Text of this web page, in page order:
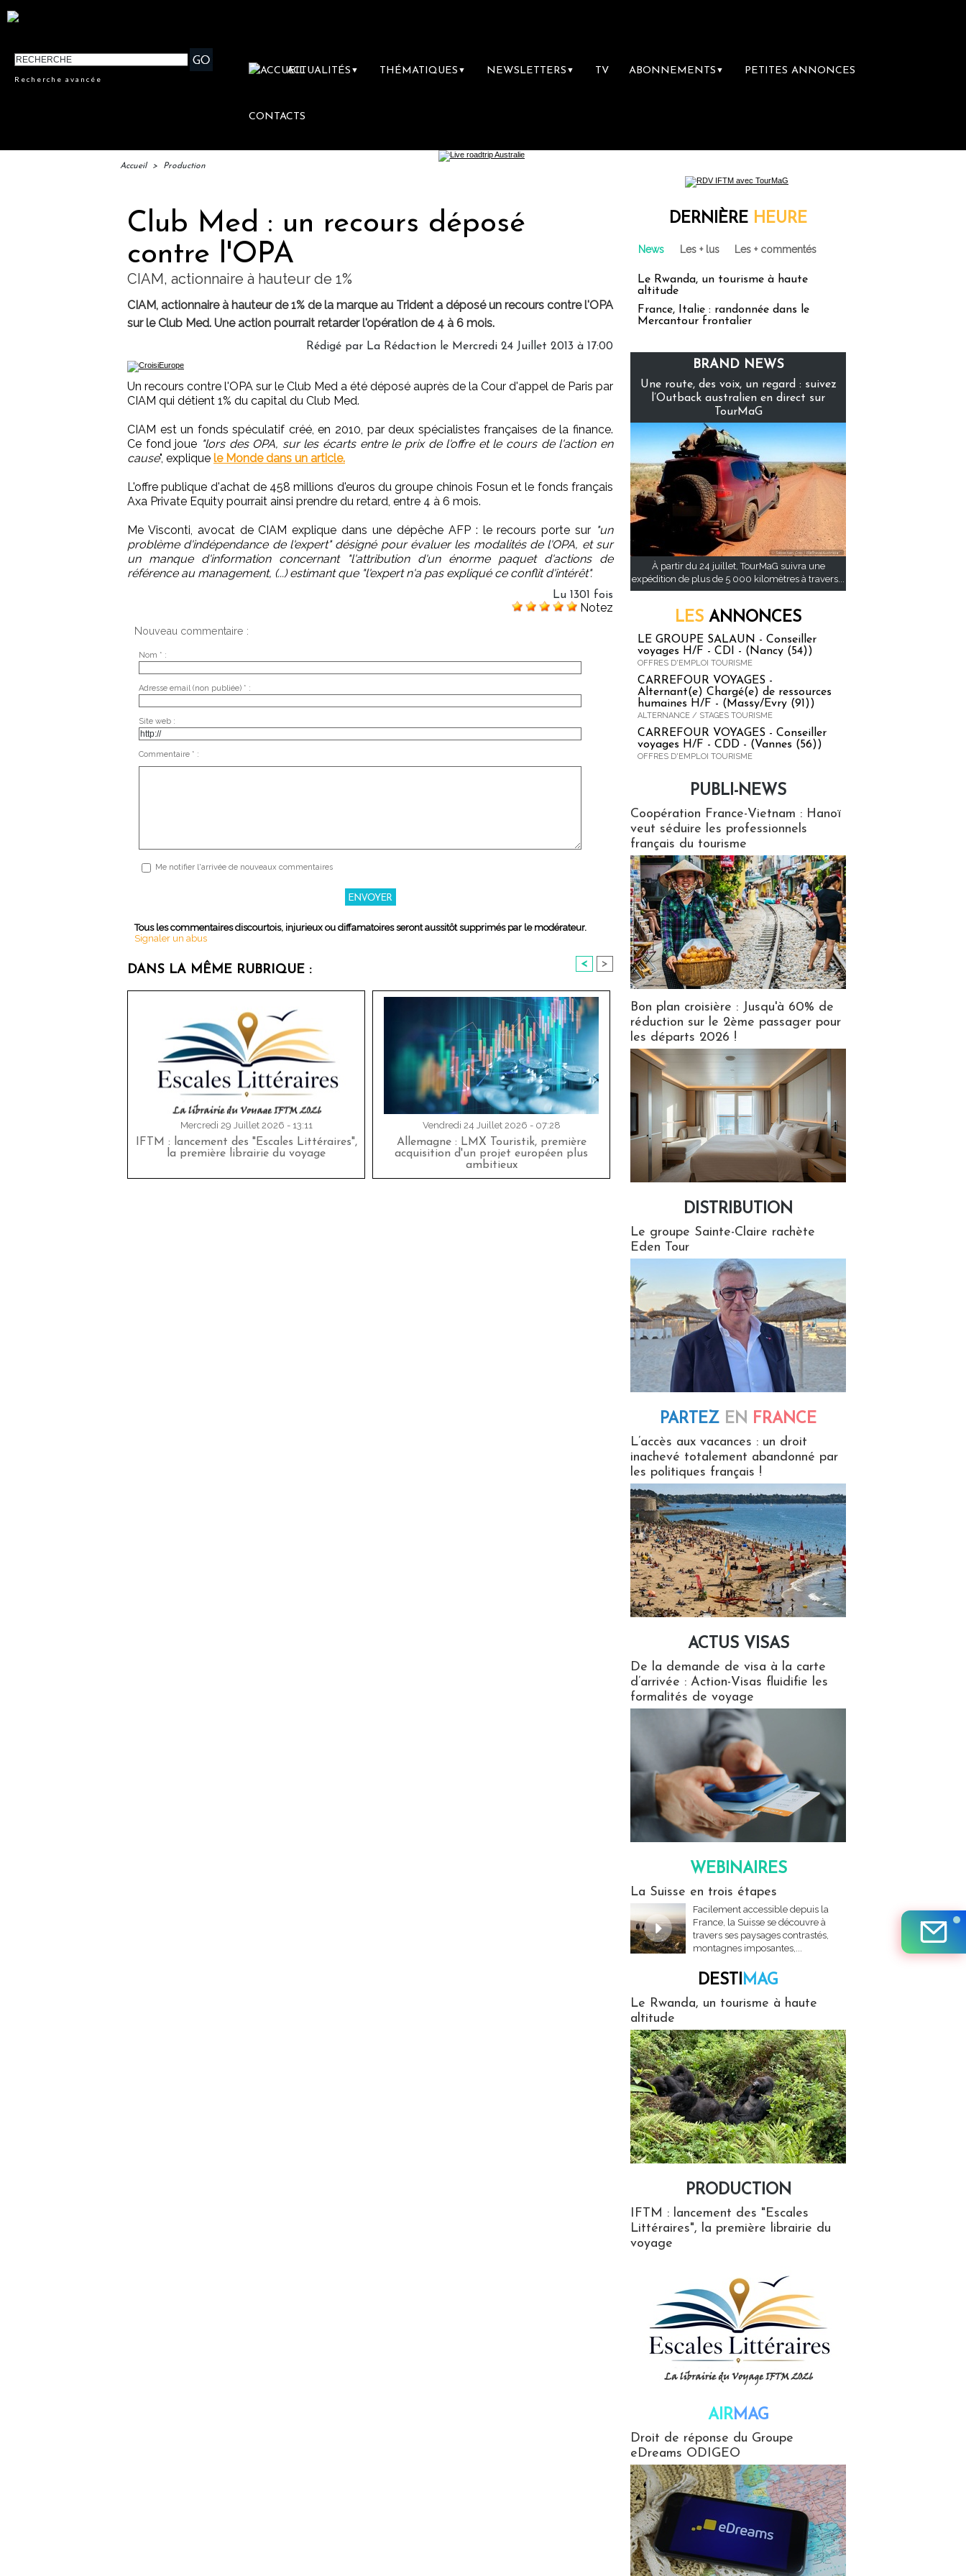
Recherche avancée
ACTUALITÉS ▼ THÉMATIQUES ▼ NEWSLETTERS ▼ TV ABONNEMENTS ▼ PETITES ANNONCES
CONTACTS
Accueil > Production
Club Med : un recours déposé
contre l'OPA
CIAM, actionnaire à hauteur de 1%
CIAM, actionnaire à hauteur de 1% de la marque au Trident a déposé un recours contre l'OPA
sur le Club Med. Une action pourrait retarder l'opération de 4 à 6 mois.
Rédigé par La Rédaction le Mercredi 24 Juillet 2013 à 17:00
Un recours contre l'OPA sur le Club Med a été déposé auprès de la Cour d'appel de Paris par
CIAM qui détient 1% du capital du Club Med.
CIAM est un fonds spéculatif créé, en 2010, par deux spécialistes françaises de la finance.
Ce fond joue "lors des OPA, sur les écarts entre le prix de l'offre et le cours de l'action en
cause", explique le Monde dans un article.
L'offre publique d'achat de 458 millions d'euros du groupe chinois Fosun et le fonds français
Axa Private Equity pourrait ainsi prendre du retard, entre 4 à 6 mois.
Me Visconti, avocat de CIAM explique dans une dépêche AFP : le recours porte sur "un
problème d'indépendance de l'expert" désigné pour évaluer les modalités de l'OPA, et sur
un manque d'information concernant "l'attribution d'un énorme paquet d'actions de
référence au management, (...) estimant que "l'expert n'a pas expliqué ce conflit d'intérêt".
Lu 1301 fois
Notez
Nouveau commentaire :
Nom * :
Adresse email (non publiée) * :
Site web :
Commentaire * :
Me notifier l'arrivée de nouveaux commentaires
Tous les commentaires discourtois, injurieux ou diffamatoires seront aussitôt supprimés par le modérateur.
Signaler un abus
DANS LA MÊME RUBRIQUE : < >
Mercredi 29 Juillet 2026 - 13:11
IFTM : lancement des "Escales Littéraires",
la première librairie du voyage
Vendredi 24 Juillet 2026 - 07:28
Allemagne : LMX Touristik, première
acquisition d'un projet européen plus
ambitieux
DERNIÈRE HEURE
News Les + lus Les + commentés
Le Rwanda, un tourisme à haute
altitude
France, Italie : randonnée dans le
Mercantour frontalier
BRAND NEWS
Une route, des voix, un regard : suivez
l’Outback australien en direct sur
TourMaG
À partir du 24 juillet, TourMaG suivra une
expédition de plus de 5 000 kilomètres à travers...
LES ANNONCES
LE GROUPE SALAUN - Conseiller
voyages H/F - CDI - (Nancy (54))
OFFRES D'EMPLOI TOURISME
CARREFOUR VOYAGES -
Alternant(e) Chargé(e) de ressources
humaines H/F - (Massy/Evry (91))
ALTERNANCE / STAGES TOURISME
CARREFOUR VOYAGES - Conseiller
voyages H/F - CDD - (Vannes (56))
OFFRES D'EMPLOI TOURISME
PUBLI-NEWS
Coopération France-Vietnam : Hanoï
veut séduire les professionnels
français du tourisme
Bon plan croisière : Jusqu'à 60% de
réduction sur le 2ème passager pour
les départs 2026 !
DISTRIBUTION
Le groupe Sainte-Claire rachète
Eden Tour
PARTEZ EN FRANCE
L’accès aux vacances : un droit
inachevé totalement abandonné par
les politiques français !
ACTUS VISAS
De la demande de visa à la carte
d’arrivée : Action-Visas fluidifie les
formalités de voyage
WEBINAIRES
La Suisse en trois étapes
Facilement accessible depuis la
France, la Suisse se découvre à
travers ses paysages contrastés,
montagnes imposantes,...
DESTIMAG
Le Rwanda, un tourisme à haute
altitude
PRODUCTION
IFTM : lancement des "Escales
Littéraires", la première librairie du
voyage
AIRMAG
Droit de réponse du Groupe
eDreams ODIGEO